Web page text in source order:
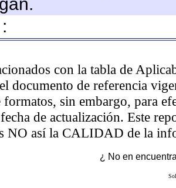
con la tabla de
documento de referencia
sin embargo, para
de actualización. Este
NO así la CALIDAD de la
¿ No en